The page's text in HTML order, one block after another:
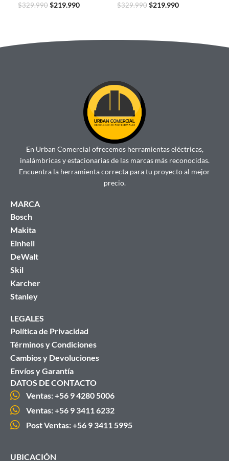
$329.990 $219.990 $329.990 $219.990
En Urban Comercial ofrecemos herramientas eléctricas,
inalámbricas y estacionarias de las marcas más reconocidas.
Encuentra la herramienta correcta para tu proyecto al mejor
precio.
MARCA
Bosch
Makita
Einhell
DeWalt
Skil
Karcher
Stanley
LEGALES
Política de Privacidad
Términos y Condiciones
Cambios y Devoluciones
Envíos y Garantía
DATOS DE CONTACTO
Ventas: +56 9 4280 5006
Ventas: +56 9 3411 6232
Post Ventas: +56 9 3411 5995
UBICACIÓN